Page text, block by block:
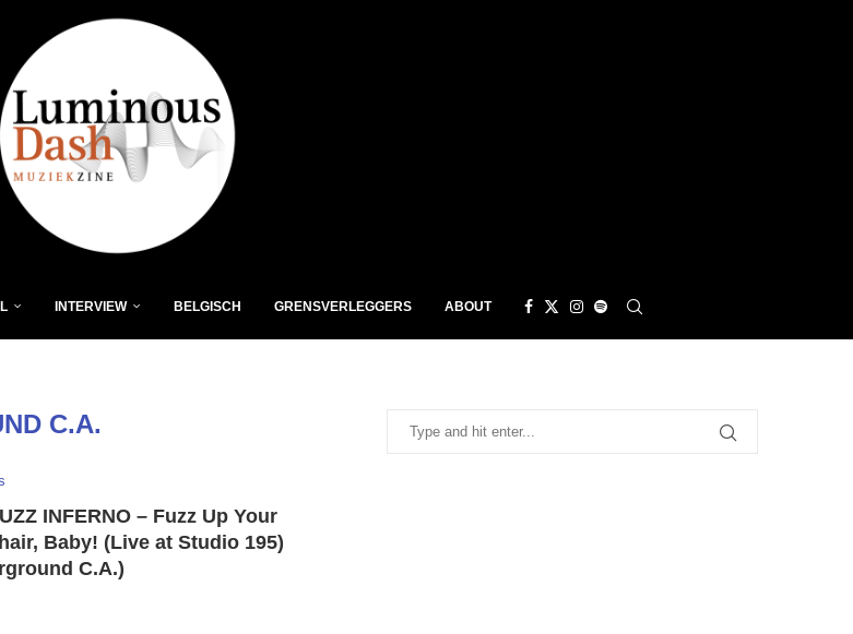
INTERVIEW BELGISCH GRENSVERLEGGERS ABOUT
C.A.
INFERNO – Fuzz Up Your
Baby! (Live at Studio 195)
C.A.)